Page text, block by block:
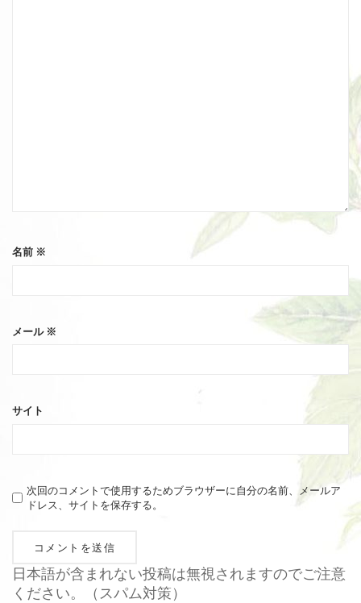
名前 ※
メール ※
サイト
次回のコメントで使用するためブラウザーに自分の名前、メールア
ドレス、サイトを保存する。
日本語が含まれない投稿は無視されますのでご注意
ください。（スパム対策）